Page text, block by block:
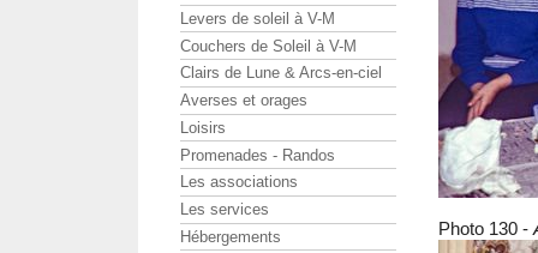
Photo 130 -
Levers de soleil à V-M
Couchers de Soleil à V-M
Clairs de Lune & Arcs-en-ciel
Averses et orages
Loisirs
Promenades - Randos
Les associations
Les services
Hébergements